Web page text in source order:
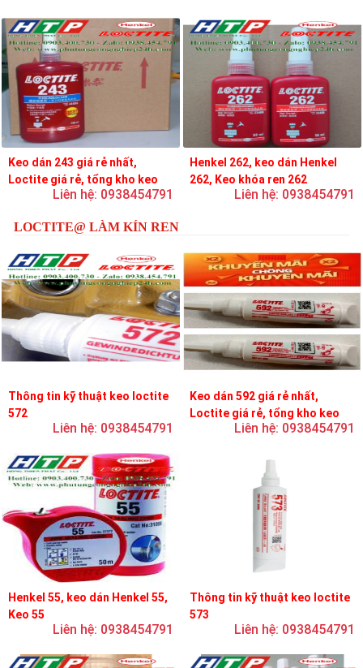
Keo dán 243 giá rẻ nhất,
Loctite giá rẻ, tổng kho keo
Liên hệ: 0938454791
Henkel 262, keo dán Henkel
262, Keo khóa ren 262
Liên hệ: 0938454791
LOCTITE@ LÀM KÍN REN
Thông tin kỹ thuật keo loctite
572
Liên hệ: 0938454791
Keo dán 592 giá rẻ nhất,
Loctite giá rẻ, tổng kho keo
Liên hệ: 0938454791
Henkel 55, keo dán Henkel 55,
Keo 55
Liên hệ: 0938454791
Thông tin kỹ thuật keo loctite
573
Liên hệ: 0938454791